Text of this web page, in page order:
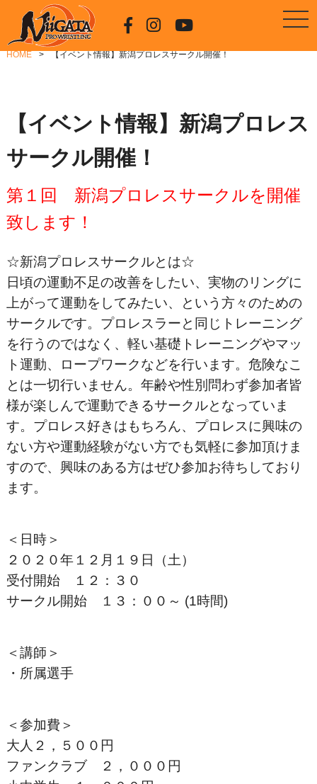
HOME 【イベント情報】新潟プロレスサークル開催！
【イベント情報】新潟プロレス
サークル開催！
第１回 新潟プロレスサークルを開催
致します！
☆新潟プロレスサークルとは☆
日頃の運動不足の改善をしたい、実物のリングに
上がって運動をしてみたい、という方々のための
サークルです。プロレスラーと同じトレーニング
を行うのではなく、軽い基礎トレーニングやマッ
ト運動、ロープワークなどを行います。危険なこ
とは一切行いません。年齢や性別問わず参加者皆
様が楽しんで運動できるサークルとなっていま
す。プロレス好きはもちろん、プロレスに興味の
ない方や運動経験がない方でも気軽に参加頂けま
すので、興味のある方はぜひ参加お待ちしており
ます。
＜日時＞
２０２０年１２月１９日（土）
受付開始 １２：３０
サークル開始 １３：００～ (1時間)
＜講師＞
・所属選手
＜参加費＞
大人２，５００円
ファンクラブ ２，０００円